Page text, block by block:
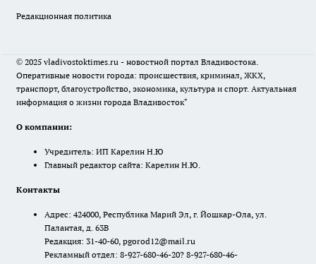
Редакционная политика
© 2025 vladivostoktimes.ru - новостной портал Владивостока.
Оперативные новости города: происшествия, криминал, ЖКХ,
транспорт, благоустройство, экономика, культура и спорт. Актуальная
информация о жизни города Владивосток"
О компании:
Учредитель: ИП Карелин Н.Ю
Главный редактор сайта: Карелин Н.Ю.
Контакты
Адрес: 424000, Республика Марий Эл, г. Йошкар-Ола, ул.
Палантая, д. 63В
Редакция: 31-40-60, pgorod12@mail.ru
Рекламный отдел: 8-927-680-46-20? 8-927-680-46-